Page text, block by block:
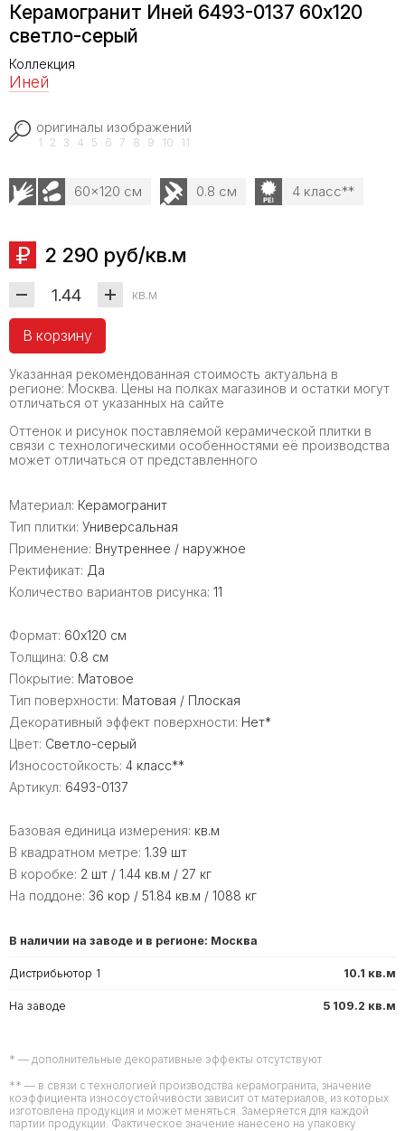
Керамогранит Иней 6493-0137 60х120
светло-серый
Коллекция
Иней
оригиналы изображений
1 2 3 4 5 6 7 8 9 10 11
60x120 см 0.8 см 4 класс**
2 290 руб/кв.м
кв.м
В корзину
Указанная рекомендованная стоимость актуальна в
регионе: Москва. Цены на полках магазинов и остатки могут
отличаться от указанных на сайте
Оттенок и рисунок поставляемой керамической плитки в
связи с технологическими особенностями её производства
может отличаться от представленного
Материал: Керамогранит
Тип плитки: Универсальная
Применение: Внутреннее / наружное
Ректификат: Да
Количество вариантов рисунка: 11
Формат: 60x120 см
Толщина: 0.8 см
Покрытие: Матовое
Тип поверхности: Матовая / Плоская
Декоративный эффект поверхности: Нет*
Цвет: Светло-серый
Износостойкость: 4 класс**
Артикул: 6493-0137
Базовая единица измерения: кв.м
В квадратном метре: 1.39 шт
В коробке: 2 шт / 1.44 кв.м / 27 кг
На поддоне: 36 кор / 51.84 кв.м / 1088 кг
В наличии на заводе и в регионе: Москва
Дистрибьютор 1 10.1 кв.м
На заводе 5 109.2 кв.м
* — дополнительные декоративные эффекты отсутствуют
** — в связи с технологией производства керамогранита, значение
коэффициента износоустойчивости зависит от материалов, из которых
изготовлена продукция и может меняться. Замеряется для каждой
партии продукции. Фактическое значение нанесено на упаковку